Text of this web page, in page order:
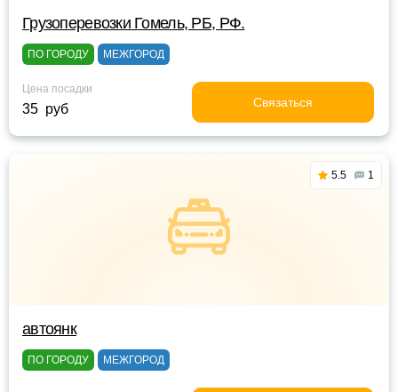
Грузоперевозки Гомель, РБ, РФ.
ПО ГОРОДУ МЕЖГОРОД
Цена посадки
35 руб Связаться
5.5 1
автоянк
ПО ГОРОДУ МЕЖГОРОД